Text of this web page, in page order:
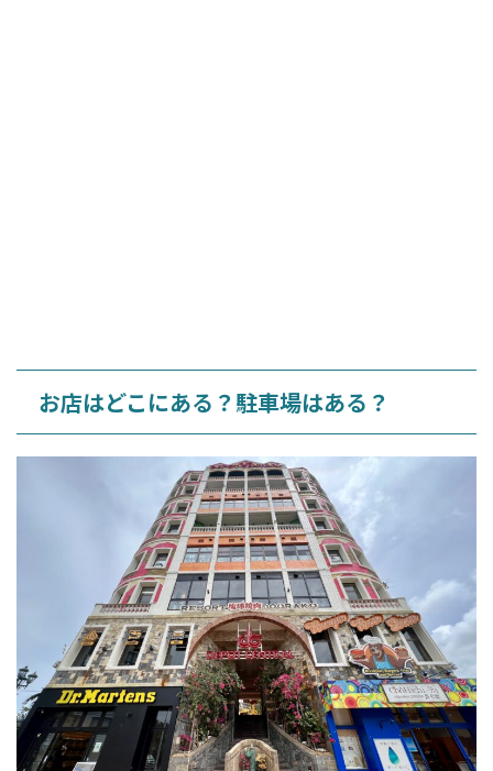
お店はどこにある？駐車場はある？